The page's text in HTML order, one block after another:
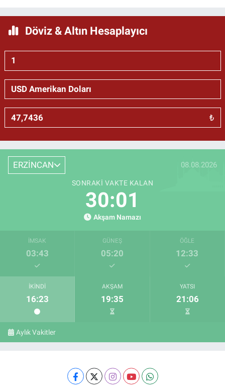
Döviz & Altın Hesaplayıcı
₺
ERZİNCAN 08.08.2026
SONRAKI VAKTE KALAN
30:00
Akşam Namazı
İMSAK
03:43
GÜNEŞ
05:20
ÖĞLE
12:33
İKINDI
16:23
AKŞAM
19:35
YATSI
21:06
Aylık Vakitler